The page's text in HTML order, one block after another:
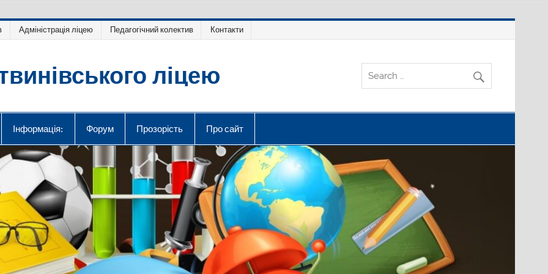
Адміністрація ліцею Педагогічний колектив Контакти
ліцею
Інформація: Форум Прозорість Про сайт